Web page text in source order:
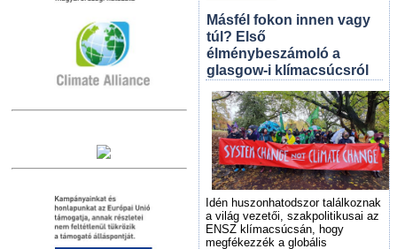
Másfél fokon innen vagy
túl? Első
élménybeszámoló a
glasgow-i klímacsúcsról
Idén huszonhatodszor találkoznak
a világ vezetői, szakpolitikusai az
ENSZ klímacsúcsán, hogy
megfékezzék a globális